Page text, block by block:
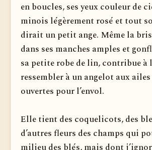
en boucles, ses yeux couleur de
minois légèrement rosé et tout
dirait un petit ange. Même la
dans ses manches amples et
sa petite robe de lin, contribue à
ressembler à un angelot aux
ouvertes pour l’envol.
Elle tient des coquelicots, des
d’autres fleurs des champs qui